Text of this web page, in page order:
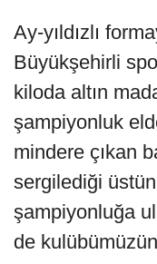
Ay-yıldızlı
Büyükşehirli
kiloda altın
şampiyonluk
mindere çıkan
sergilediği
şampiyonluğa
de